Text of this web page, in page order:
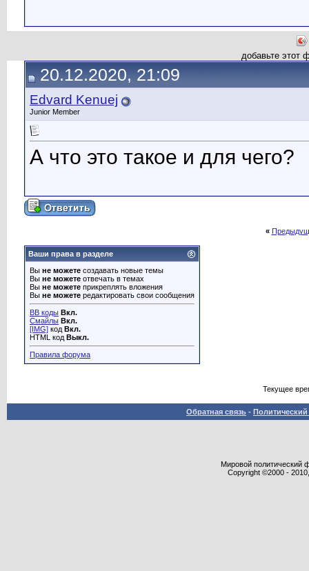
добавьте этот
20.12.2020, 21:09
Edvard Kenuej
Junior Member
А что это такое и для чего?
«
Ваши права в разделе
Вы не можете создавать новые темы
Вы не можете отвечать в темах
Вы не можете прикреплять вложения
Вы не можете редактировать свои сообщения
BB коды Вкл.
Смайлы Вкл.
[IMG] код Вкл.
HTML код Выкл.
Правила форума
Текущее
Обратная связь -
Мировой политический
Copyright ©2000 -